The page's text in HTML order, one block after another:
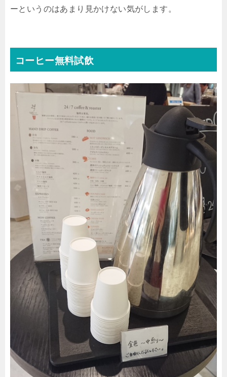
ーというのはあまり見かけない気がします。
コーヒー無料試飲